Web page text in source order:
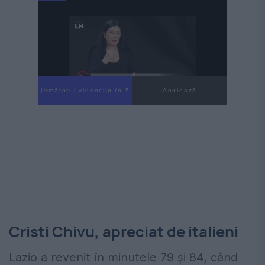
Următorul videoclip în 4 Anulează
Cristi Chivu, apreciat de italieni
Lazio a revenit în minutele 79 și 84, când